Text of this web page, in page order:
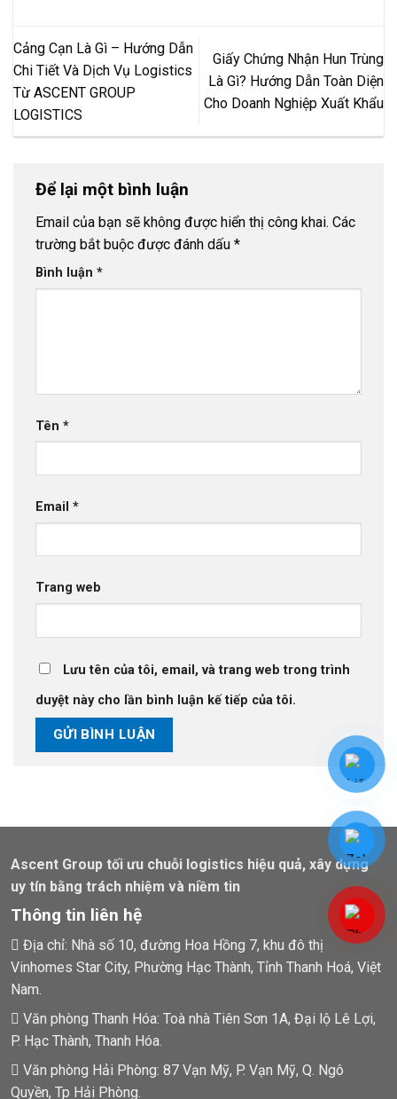
Cảng Cạn Là Gì – Hướng Dẫn
Chi Tiết Và Dịch Vụ Logistics
Từ ASCENT GROUP
LOGISTICS
Giấy Chứng Nhận Hun Trùng
Là Gì? Hướng Dẫn Toàn Diện
Cho Doanh Nghiệp Xuất Khẩu
Để lại một bình luận
Email của bạn sẽ không được hiển thị công khai. Các
trường bắt buộc được đánh dấu *
Bình luận *
Tên *
Email *
Trang web
Lưu tên của tôi, email, và trang web trong trình
duyệt này cho lần bình luận kế tiếp của tôi.
Ascent Group tối ưu chuỗi logistics hiệu quả, xây dựng
uy tín bằng trách nhiệm và niềm tin
Thông tin liên hệ
Địa chỉ: Nhà số 10, đường Hoa Hồng 7, khu đô thị
Vinhomes Star City, Phường Hạc Thành, Tỉnh Thanh Hoá, Việt
Nam.
Văn phòng Thanh Hóa: Toà nhà Tiên Sơn 1A, Đại lộ Lê Lợi,
P. Hạc Thành, Thanh Hóa.
Văn phòng Hải Phòng: 87 Vạn Mỹ, P. Vạn Mỹ, Q. Ngô
Quyền, Tp Hải Phòng.